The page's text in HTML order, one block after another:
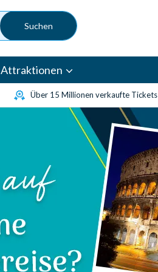
Attraktionen
Über 15 Millionen verkaufte Tickets